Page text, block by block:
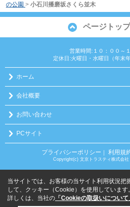
の公園 > 小石川播磨坂さくら並木
ページトッ
営業時間:１０：００～
定休日:火曜日・水曜日（年末
ホーム
会社概要
お問い合わせ
PCサイト
プライバシーポリシー ｜ 利用規
Copyright(c) 文京トラスティ株式会
当サイトでは、お客様の当サイト利用状況把
して、クッキー（Cookie）を使用しています。
詳しくは、当社の 「Cookieの取扱いについて